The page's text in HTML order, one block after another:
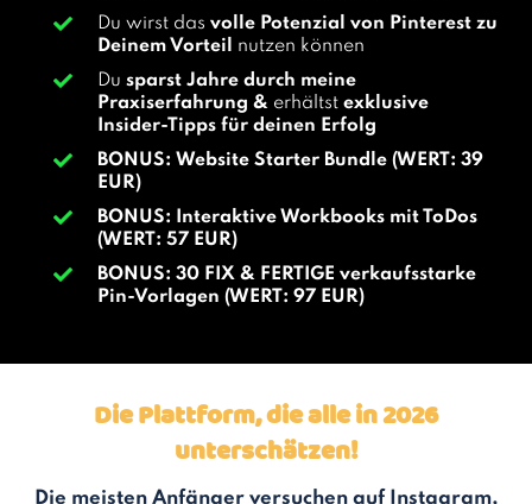
Du wirst das volle Potenzial von Pinterest zu
Deinem Vorteil
nutzen können
Du sparst Jahre durch meine
Praxiserfahrung & erhältst exklusive
Insider-Tipps für deinen Erfolg
BONUS: Website Starter Bundle (WERT: 39
EUR)
BONUS: Interaktive Workbooks mit ToDos
(WERT: 57 EUR)
BONUS: 30 FIX & FERTIGE verkaufsstarke
Pin-Vorlagen (WERT: 97 EUR)
Die Plattform, die alle in 2026
unterschätzen!
Die meisten Anfänger versuchen auf Instagram,